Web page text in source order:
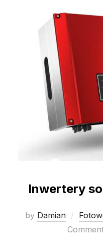
Inwertery
by Damian